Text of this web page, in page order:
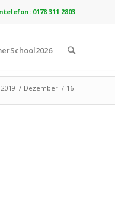
0178 311 2803
2019 / Dezember / 16